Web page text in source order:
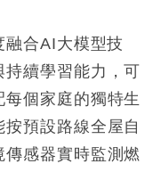
業擴張放慢兼縮減人
支援Anthropic租用
範圍 14類產品或加徵
制度 增鉑金卡級別鎖
融合AI大模型技
續學習能力，可
個家庭的獨特生
預設路線全屋自
感器實時監測燃